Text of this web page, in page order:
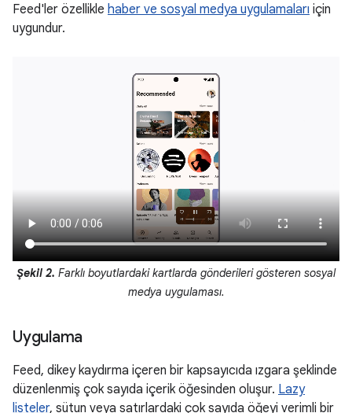
Feed'ler özellikle haber ve sosyal medya uygulamaları için
uygundur.
Şekil 2. Farklı boyutlardaki kartlarda gönderileri gösteren sosyal
medya uygulaması.
Uygulama
Feed, dikey kaydırma içeren bir kapsayıcıda ızgara şeklinde
düzenlenmiş çok sayıda içerik öğesinden oluşur. Lazy
listeler, sütun veya satırlardaki çok sayıda öğeyi verimli bir